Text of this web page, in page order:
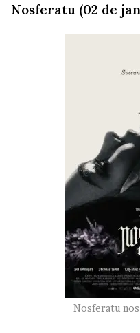
Nosferatu (02 de
Nosferatu nos